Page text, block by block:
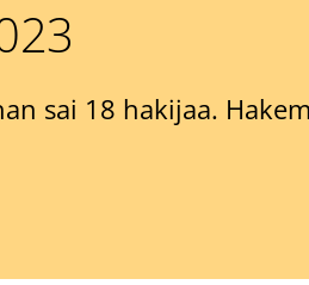
sai 18 hakijaa.